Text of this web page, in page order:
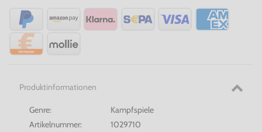
Produktinformationen
Genre:
Kampfspiele
Artikelnummer:
1029710